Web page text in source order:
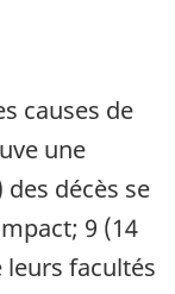
causes de
une
décès se
9 (14
leurs facultés